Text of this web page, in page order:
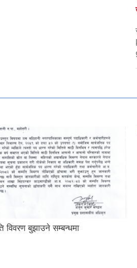
विवरण बुझाउने सम्बन्धमा